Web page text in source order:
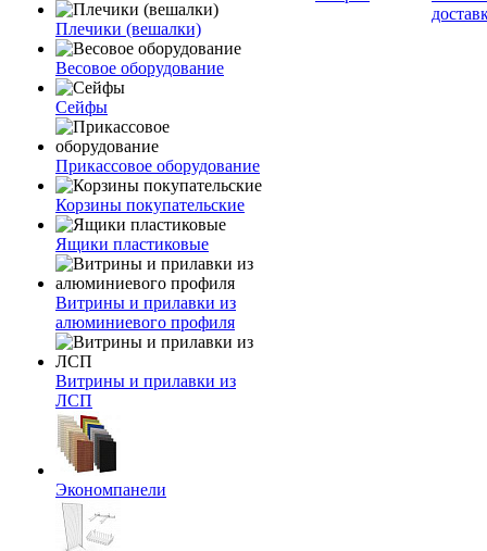
Плечики (вешалки)
Весовое оборудование
Сейфы
Прикассовое оборудование
Корзины покупательские
Ящики пластиковые
Витрины и прилавки из
алюминиевого профиля
Витрины и прилавки из
ЛСП
Экономпанели